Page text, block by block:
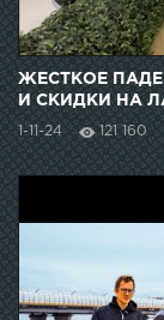
ЖЕСТКОЕ
И СКИДКИ НА
1-11-24 121 160